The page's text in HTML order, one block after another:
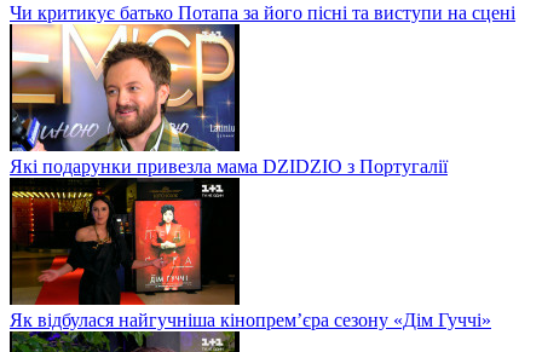
Чи критикує батько Потапа за його пісні та виступи на сцені
Які подарунки привезла мама DZIDZIO з Португалії
Як відбулася найгучніша кінопрем’єра сезону «Дім Гуччі»